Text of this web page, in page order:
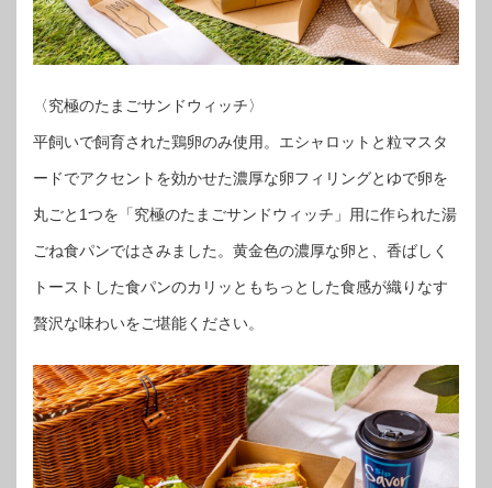
〈究極のたまごサンドウィッチ〉
平飼いで飼育された鶏卵のみ使用。エシャロットと粒マスタ
ードでアクセントを効かせた濃厚な卵フィリングとゆで卵を
丸ごと1つを「究極のたまごサンドウィッチ」用に作られた湯
ごね食パンではさみました。黄金色の濃厚な卵と、香ばしく
トーストした食パンのカリッともちっとした食感が織りなす
贅沢な味わいをご堪能ください。